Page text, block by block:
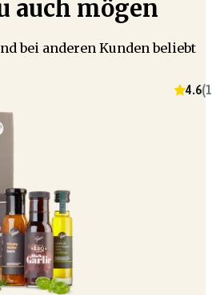
auch mögen
bei anderen Kunden beliebt
4.6(